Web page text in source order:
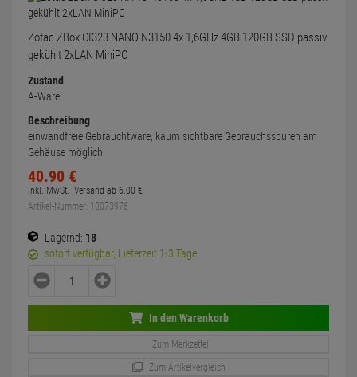
Zotac ZBox CI323 NANO N3150 4x 1,6GHz 4GB 120GB SSD passiv
gekühlt 2xLAN MiniPC
Zustand
A-Ware
Beschreibung
einwandfreie Gebrauchtware, kaum sichtbare Gebrauchsspuren am
Gehäuse möglich
40.90 €
inkl. MwSt. Versand ab 6.00 €
Artikel-Nummer: 10073976
Lagernd: 18
sofort verfügbar, Lieferzeit 1-3 Tage
In den Warenkorb
Zum Merkzettel
Zum Artikelvergleich